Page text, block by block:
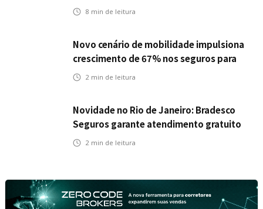
tecnologia
8 min de leitura
Novo cenário de mobilidade impulsiona
crescimento de 67% nos seguros para
veículos elétricos da Bradesco Seguros
2 min de leitura
Novidade no Rio de Janeiro: Bradesco
Seguros garante atendimento gratuito
na Ponte Rio-Niterói
2 min de leitura